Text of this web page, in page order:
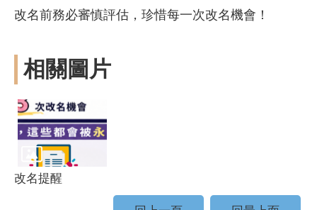
改名前務必審慎評估，珍惜每一次改名機會！
相關圖片
改名提醒